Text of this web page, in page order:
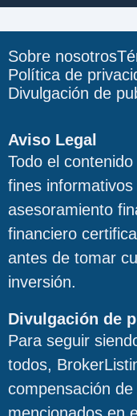
Sobre nosotros
Política de
Divulgación de
Aviso Legal
Todo el
fines
asesoramiento
financiero
antes de tomar
inversión.
Divulgación de
Para seguir
todos,
compensación